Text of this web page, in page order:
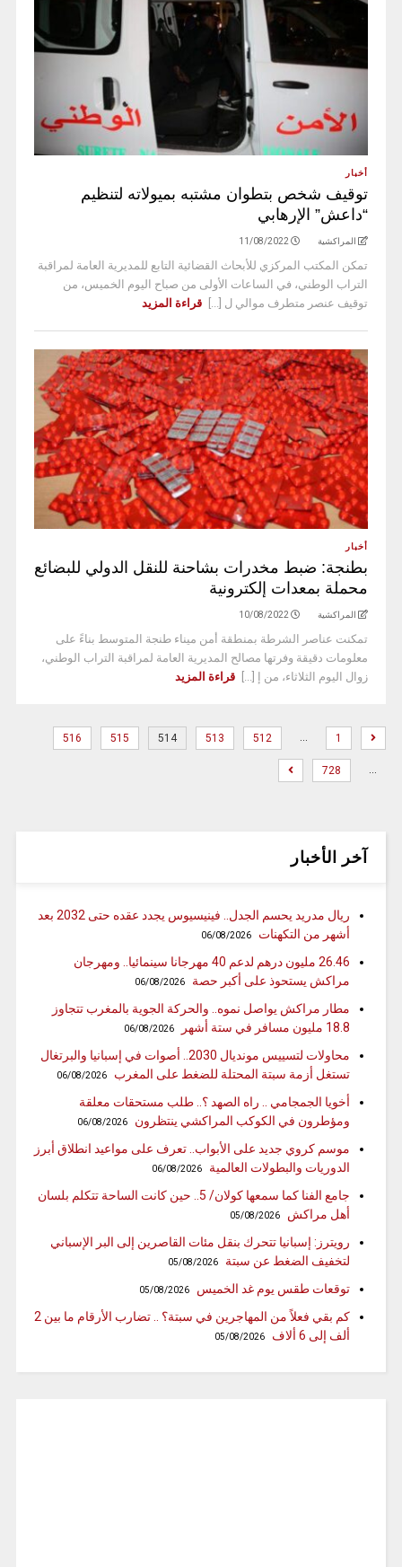
أخبار
توقيف شخص بتطوان مشتبه بميولاته لتنظيم
“داعش” الإرهابي
المراكشية 11/08/2022
تمكن المكتب المركزي للأبحاث القضائية التابع للمديرية العامة لمراقبة
التراب الوطني، في الساعات الأولى من صباح اليوم الخميس، من
توقيف عنصر متطرف موالي ل [...]
قراءة المزيد
أخبار
بطنجة: ضبط مخدرات بشاحنة للنقل الدولي للبضائع
محملة بمعدات إلكترونية
المراكشية 10/08/2022
تمكنت عناصر الشرطة بمنطقة أمن ميناء طنجة المتوسط بناءً على
معلومات دقيقة وفرتها مصالح المديرية العامة لمراقبة التراب الوطني،
زوال اليوم الثلاثاء، من إ [...]
قراءة المزيد
1
…
512
513
514
515
516
…
728
آخر الأخبار
ريال مدريد يحسم الجدل.. فينيسيوس يجدد عقده حتى 2032 بعد
أشهر من التكهنات
06/08/2026
26.46 مليون درهم لدعم 40 مهرجانا سينمائيا.. ومهرجان
مراكش يستحوذ على أكبر حصة
06/08/2026
مطار مراكش يواصل نموه.. والحركة الجوية بالمغرب تتجاوز
18.8 مليون مسافر في ستة أشهر
06/08/2026
محاولات لتسييس مونديال 2030.. أصوات في إسبانيا والبرتغال
تستغل أزمة سبتة المحتلة للضغط على المغرب
06/08/2026
أخويا الجمجامي .. راه الصهد ؟.. طلب مستحقات معلقة
ومؤطرون في الكوكب المراكشي ينتظرون
06/08/2026
موسم كروي جديد على الأبواب.. تعرف على مواعيد انطلاق أبرز
الدوريات والبطولات العالمية
06/08/2026
جامع الفنا كما سمعها كولان/ 5.. حين كانت الساحة تتكلم بلسان
أهل مراكش
05/08/2026
رويترز: إسبانيا تتحرك بنقل مئات القاصرين إلى البر الإسباني
لتخفيف الضغط عن سبتة
05/08/2026
توقعات طقس يوم غد الخميس 05/08/2026
كم بقي فعلاً من المهاجرين في سبتة؟ .. تضارب الأرقام ما بين 2
ألف إلى 6 ألاف
05/08/2026